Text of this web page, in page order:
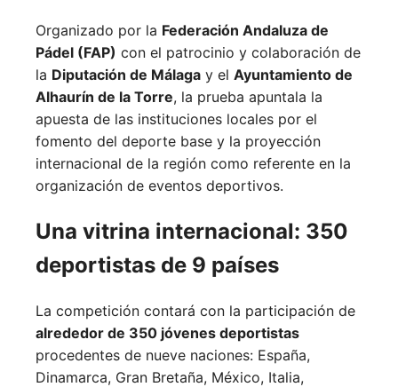
Organizado por la Federación Andaluza de
Pádel (FAP) con el patrocinio y colaboración de
la Diputación de Málaga y el Ayuntamiento de
Alhaurín de la Torre, la prueba apuntala la
apuesta de las instituciones locales por el
fomento del deporte base y la proyección
internacional de la región como referente en la
organización de eventos deportivos.
Una vitrina internacional: 350
deportistas de 9 países
La competición contará con la participación de
alrededor de 350 jóvenes deportistas
procedentes de nueve naciones: España,
Dinamarca, Gran Bretaña, México, Italia,